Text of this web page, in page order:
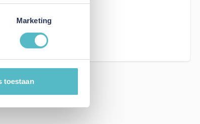
Marketing
toestaan
- the